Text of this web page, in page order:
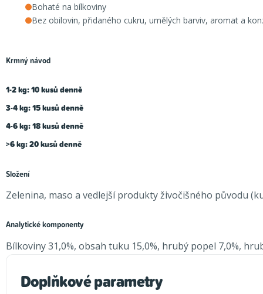
Bohaté na bílkoviny
Bez obilovin, přidaného cukru, umělých barviv, aromat a
Krmný návod
1-2 kg: 10 kusů denně
3-4 kg: 15 kusů denně
4-6 kg: 18 kusů denně
>6 kg: 20 kusů denně
Složení
Zelenina, maso a vedlejší produkty živočišného původu
Analytické komponenty
Bílkoviny 31,0%, obsah tuku 15,0%, hrubý popel 7,0%,
Doplňkové parametry